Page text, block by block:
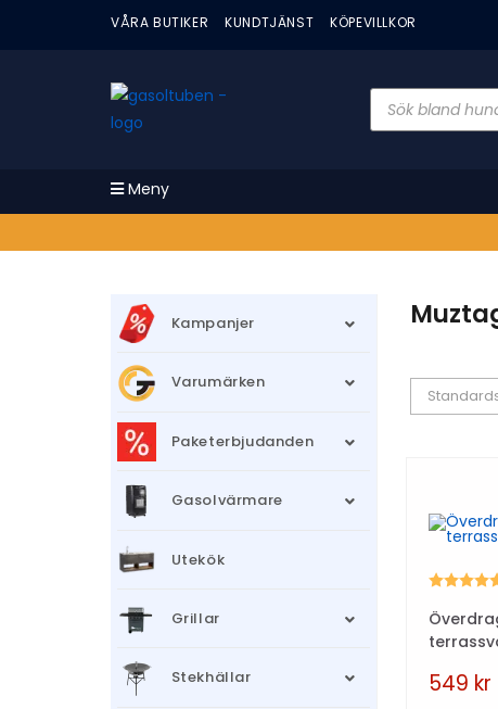
VÅRA BUTIKER KUNDTJÄNST KÖPEVILLKOR
Meny
Betyg:
549 kr
Kampanjer
Varumärken
Paketerbjudanden
Gasolvärmare
Utekök
Grillar
Stekhällar